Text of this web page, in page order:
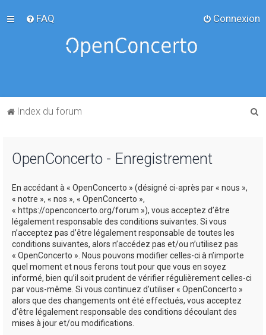
FAQ Connexion
Index du forum
OpenConcerto - Enregistrement
En accédant à « OpenConcerto » (désigné ci-après par « nous »,
« notre », « nos », « OpenConcerto »,
« https://openconcerto.org/forum »), vous acceptez d’être
légalement responsable des conditions suivantes. Si vous
n’acceptez pas d’être légalement responsable de toutes les
conditions suivantes, alors n’accédez pas et/ou n’utilisez pas
« OpenConcerto ». Nous pouvons modifier celles-ci à n’importe
quel moment et nous ferons tout pour que vous en soyez
informé, bien qu’il soit prudent de vérifier régulièrement celles-ci
par vous-même. Si vous continuez d’utiliser « OpenConcerto »
alors que des changements ont été effectués, vous acceptez
d’être légalement responsable des conditions découlant des
mises à jour et/ou modifications.